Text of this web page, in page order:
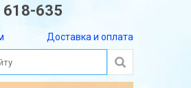
618-635
Доставка и оплата